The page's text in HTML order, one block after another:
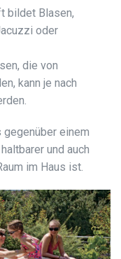
bildet Blasen,
oder
die von
kann je nach
einem
und auch
im Haus ist.